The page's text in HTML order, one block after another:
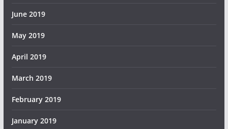
June 2019
May 2019
April 2019
March 2019
February 2019
January 2019